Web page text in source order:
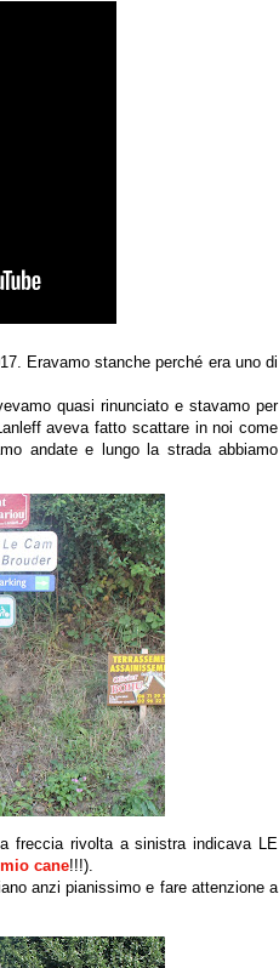
Eravamo stanche perché era uno di
quasi rinunciato e stavamo per
aveva fatto scattare in noi come
andate e lungo la strada abbiamo
freccia rivolta a sinistra indicava LE
cane!!!).
anzi pianissimo e fare attenzione a